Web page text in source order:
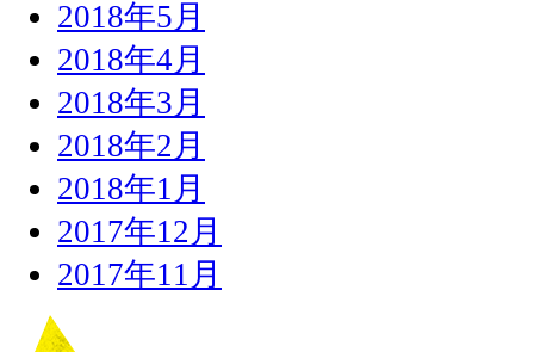
2018年5月
2018年4月
2018年3月
2018年2月
2018年1月
2017年12月
2017年11月